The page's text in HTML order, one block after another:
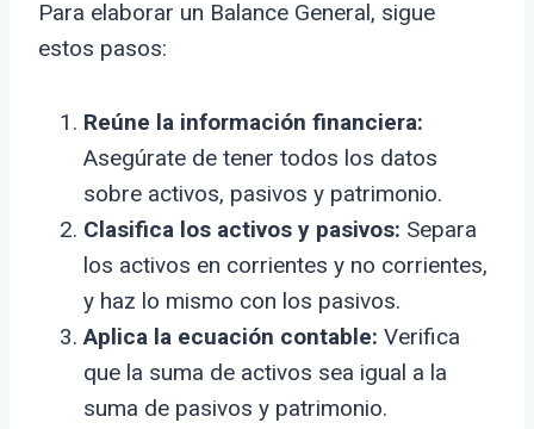
Para elaborar un Balance General, sigue
estos pasos:
Reúne la información financiera:
Asegúrate de tener todos los datos
sobre activos, pasivos y patrimonio.
Clasifica los activos y pasivos: Separa
los activos en corrientes y no corrientes,
y haz lo mismo con los pasivos.
Aplica la ecuación contable: Verifica
que la suma de activos sea igual a la
suma de pasivos y patrimonio.